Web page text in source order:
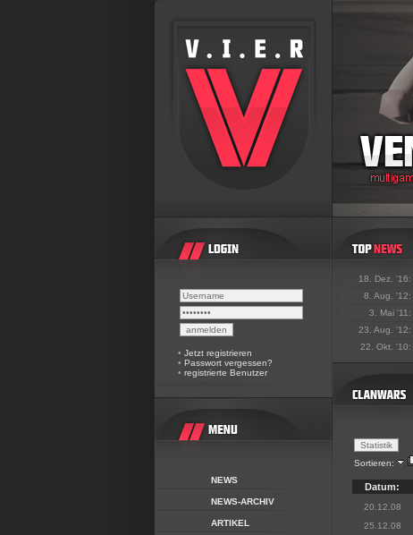
• Jetzt registrieren
• Passwort vergessen?
• registrierte Benutzer
NEWS
NEWS-ARCHIV
ARTIKEL
18. Dez. '16:
8. Aug. '12:
3. Mai '11:
23. Aug. '12:
22. Okt. '10:
Sortieren:
Datum:
20.12.08
25.12.08